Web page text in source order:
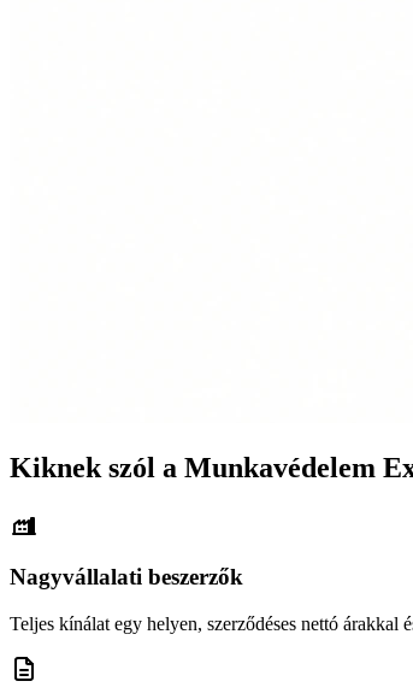
Kiknek szól a Munkavédelem
Nagyvállalati beszerzők
Teljes kínálat egy helyen, szerződéses nettó árakkal